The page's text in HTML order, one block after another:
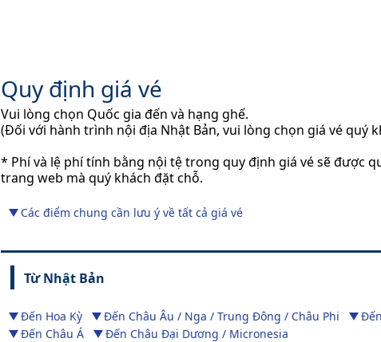
Quy định giá vé
Vui lòng chọn Quốc gia đến và hạng ghế.
(Đối với hành trình nội địa Nhật Bản, vui lòng chọn giá vé quý
* ​Phí và lệ phí tính bằng nội tệ trong quy định giá vé sẽ được
trang web mà quý khách đặt chỗ.
Các điểm chung cần lưu ý về tất cả giá vé
Từ Nhật Bản
Đến Hoa Kỳ Đến Châu Âu / Nga / Trung Đông / Châu Phi
Đến Châu Á
Đến Châu Đại Dương / Micronesia